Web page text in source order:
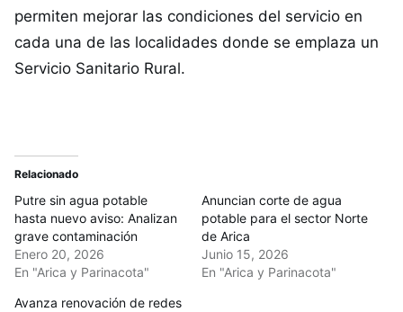
permiten mejorar las condiciones del servicio en
cada una de las localidades donde se emplaza un
Servicio Sanitario Rural.
Relacionado
Putre sin agua potable
hasta nuevo aviso: Analizan
grave contaminación
Enero 20, 2026
En "Arica y Parinacota"
Anuncian corte de agua
potable para el sector Norte
de Arica
Junio 15, 2026
En "Arica y Parinacota"
Avanza renovación de redes